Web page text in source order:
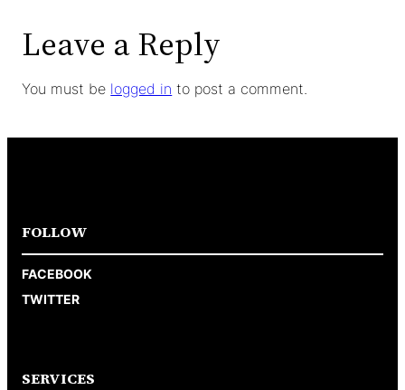
Leave a Reply
You must be logged in to post a comment.
FOLLOW
FACEBOOK
TWITTER
SERVICES